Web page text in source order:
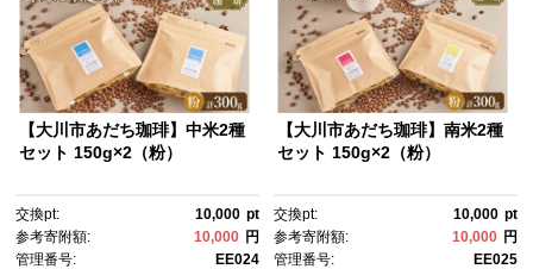
【大川市あだち珈琲】中米2種
セット 150g×2（粉）
交換pt: 10,000 pt
参考寄附額:
10,000 円
管理番号:
EE024
【大川市あだち珈琲】南米2種
セット 150g×2（粉）
交換pt: 10,000 pt
参考寄附額:
10,000 円
管理番号:
EE025